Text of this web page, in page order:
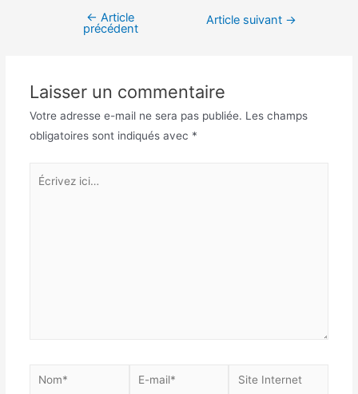
Navigation
← Article
précédent
Article suivant →
Laisser un commentaire
Votre adresse e-mail ne sera pas publiée. Les champs
obligatoires sont indiqués avec *
Écrivez
Nom*
E-
Site